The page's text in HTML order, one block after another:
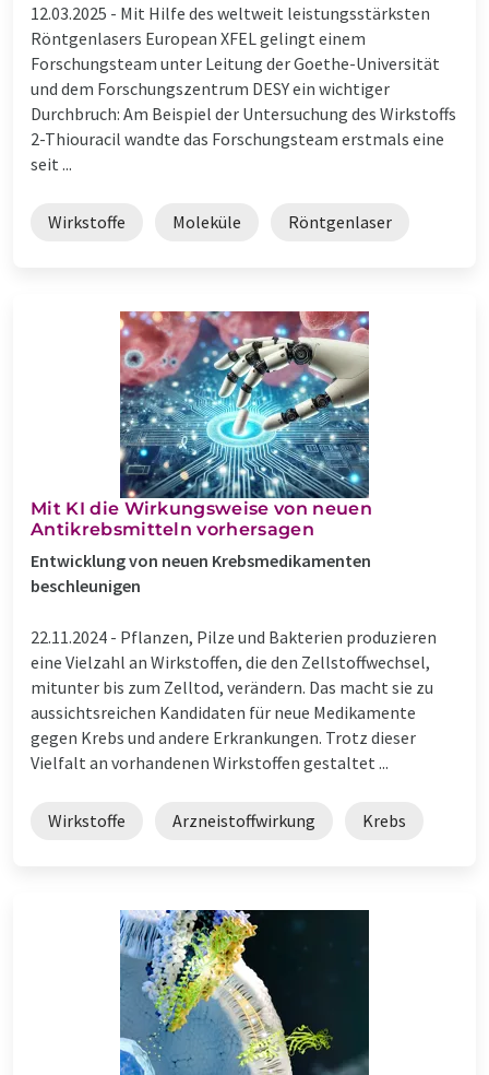
12.03.2025 - Mit Hilfe des weltweit leistungsstärksten
Röntgenlasers European XFEL gelingt einem
Forschungsteam unter Leitung der Goethe-Universität
und dem Forschungszentrum DESY ein wichtiger
Durchbruch: Am Beispiel der Untersuchung des Wirkstoffs
2-Thiouracil wandte das Forschungsteam erstmals eine
seit ...
Wirkstoffe Moleküle Röntgenlaser
Mit KI die Wirkungsweise von neuen
Antikrebsmitteln vorhersagen
Entwicklung von neuen Krebsmedikamenten
beschleunigen
22.11.2024 - Pflanzen, Pilze und Bakterien produzieren
eine Vielzahl an Wirkstoffen, die den Zellstoffwechsel,
mitunter bis zum Zelltod, verändern. Das macht sie zu
aussichtsreichen Kandidaten für neue Medikamente
gegen Krebs und andere Erkrankungen. Trotz dieser
Vielfalt an vorhandenen Wirkstoffen gestaltet ...
Wirkstoffe Arzneistoffwirkung Krebs